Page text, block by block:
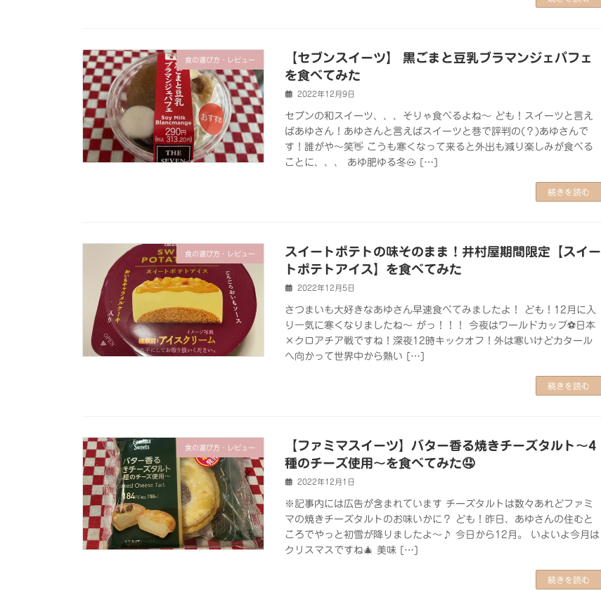
食の選び方・レビュー
【セブンスイーツ】 黒ごまと豆乳ブラマンジェパフェ
を食べてみた
2022年12月9日
セブンの和スイーツ、、、そりゃ食べるよね～ ども！スイーツと言え
ばあゆさん！あゆさんと言えばスイーツと巷で評判の(？)あゆさんで
す！誰がや～笑👋 こうも寒くなって来ると外出も減り楽しみが食べる
ことに、、、 あゆ肥ゆる冬🐽 […]
続きを読む
食の選び方・レビュー
スイートポテトの味そのまま！井村屋期間限定【スイー
トポテトアイス】を食べてみた
2022年12月5日
さつまいも大好きなあゆさん早速食べてみましたよ！ ども！12月に入
り一気に寒くなりましたね～ がっ！！！ 今夜はワールドカップ⚽日本
×クロアチア戦ですね！深夜12時キックオフ！外は寒いけどカタール
へ向かって世界中から熱い […]
続きを読む
食の選び方・レビュー
【ファミマスイーツ】バター香る焼きチーズタルト～4
種のチーズ使用～を食べてみた🤤
2022年12月1日
※記事内には広告が含まれています チーズタルトは数々あれどファミ
マの焼きチーズタルトのお味いかに？ ども！昨日、あゆさんの住むと
ころでやっと初雪が降りましたよ～♪ 今日から12月。 いよいよ今月は
クリスマスですね🎄 美味 […]
続きを読む